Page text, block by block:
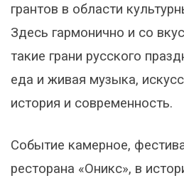
грантов в области
Здесь гармонично и со
такие грани русского
еда и живая музыка,
история и современность.
Событие камерное,
ресторана «Оникс», в